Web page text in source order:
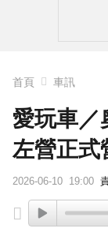
首頁 車訊
愛玩車／
左營正式
2026-06-10 19:00